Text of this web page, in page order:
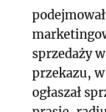
sprzedaży
przekazu,
ogłaszał